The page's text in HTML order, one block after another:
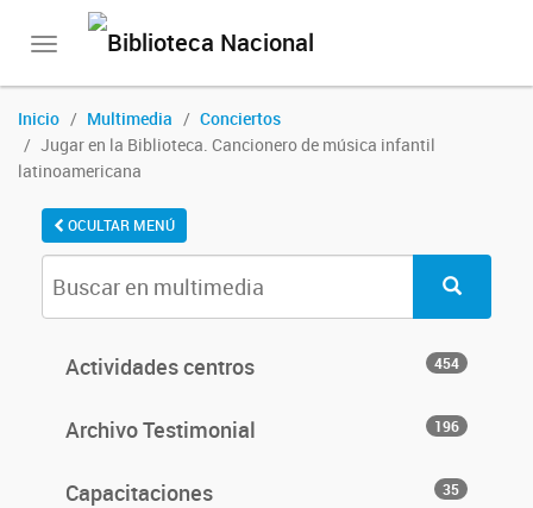
Toggle
Inicio Multimedia
Conciertos
Jugar en la Biblioteca. Cancionero de música infantil
latinoamericana
OCULTAR MENÚ
Actividades centros 454
Archivo Testimonial 196
Capacitaciones 35